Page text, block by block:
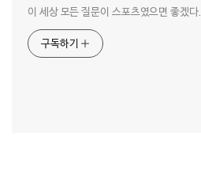
이 세상 모든 질문이 스포츠였으면 좋겠다.
구독하기